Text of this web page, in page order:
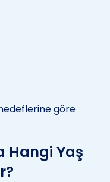
göre
Hangi Yaş